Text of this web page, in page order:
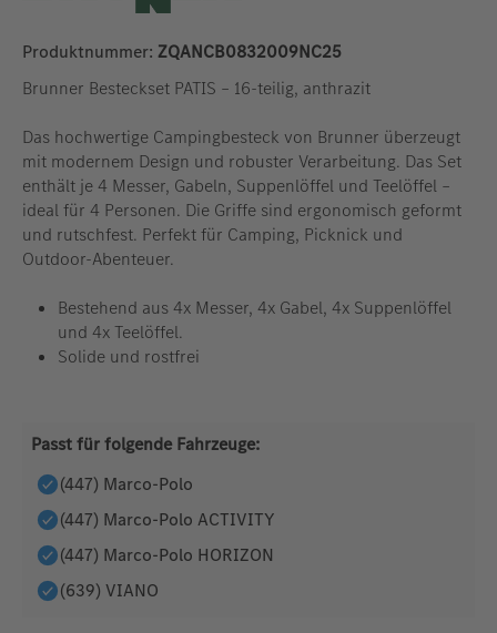
Produktnummer: ZQANCB0832009NC25
Brunner Besteckset PATIS – 16-teilig, anthrazit
Das hochwertige Campingbesteck von Brunner überzeugt
mit modernem Design und robuster Verarbeitung. Das Set
enthält je 4 Messer, Gabeln, Suppenlöffel und Teelöffel –
ideal für 4 Personen. Die Griffe sind ergonomisch geformt
und rutschfest. Perfekt für Camping, Picknick und
Outdoor-Abenteuer.
Bestehend aus 4x Messer, 4x Gabel, 4x Suppenlöffel
und 4x Teelöffel.
Solide und rostfrei
Passt für folgende Fahrzeuge:
(447) Marco-Polo
(447) Marco-Polo ACTIVITY
(447) Marco-Polo HORIZON
(639) VIANO